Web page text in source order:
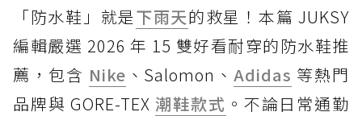
「防水鞋」就是下雨天的救星！本篇 JUKSY
編輯嚴選 2026 年 15 雙好看耐穿的防水鞋推
薦，包含 Nike 、Salomon、Adidas 等熱門
品牌與 GORE-TEX 潮鞋款式 。不論日常通勤